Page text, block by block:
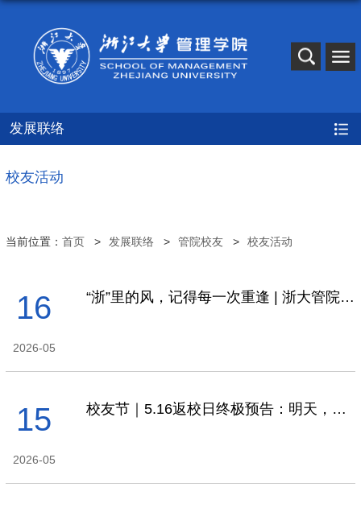
发展联络
校友活动
当前位置： 首页 发展联络 管院校友 校友活动
16
2026-05
“浙”里的风，记得每一次重逢 | 浙大管院第八届校友节圆满落幕
15
2026-05
校友节｜5.16返校日终极预告：明天，在管院大草坪奔赴一场初夏的重逢派对！